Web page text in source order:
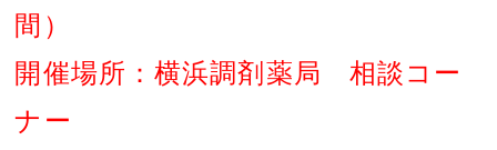
間）
開催場所：横浜調剤薬局 相談コー
ナー